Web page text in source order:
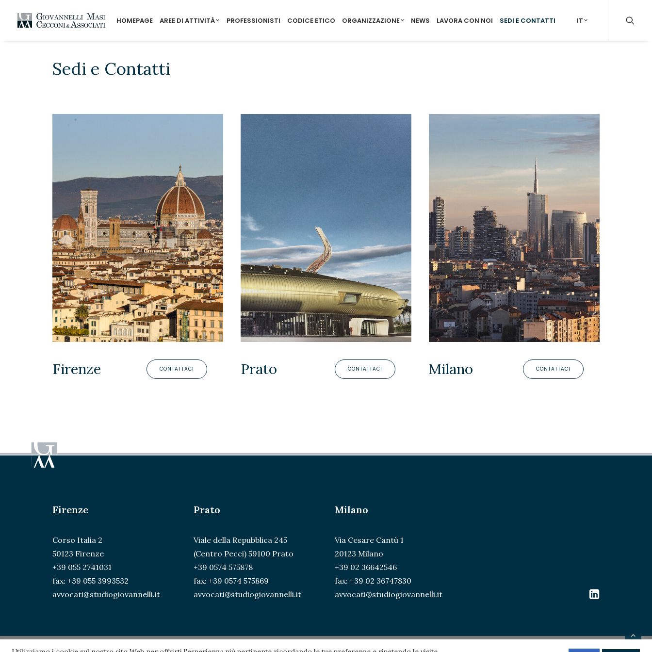
HOMEPAGE AREE DI ATTIVITÀ PROFESSIONISTI CODICE ETICO ORGANIZZAZIONE NEWS LAVORA CON NOI SEDI E CONTATTI IT
Sedi e Contatti
Firenze CONTATTACI Prato CONTATTACI Milano CONTATTACI
Firenze
Corso Italia 2
50123 Firenze
+39 055 2741031
fax: +39 055 3993532
avvocati@studiogiovannelli.it
Prato
Viale della Repubblica 245
(Centro Pecci) 59100 Prato
+39 0574 575878
fax: +39 0574 575869
avvocati@studiogiovannelli.it
Milano
Via Cesare Cantù 1
20123 Milano
+39 02 36642546
fax: +39 02 36747830
avvocati@studiogiovannelli.it